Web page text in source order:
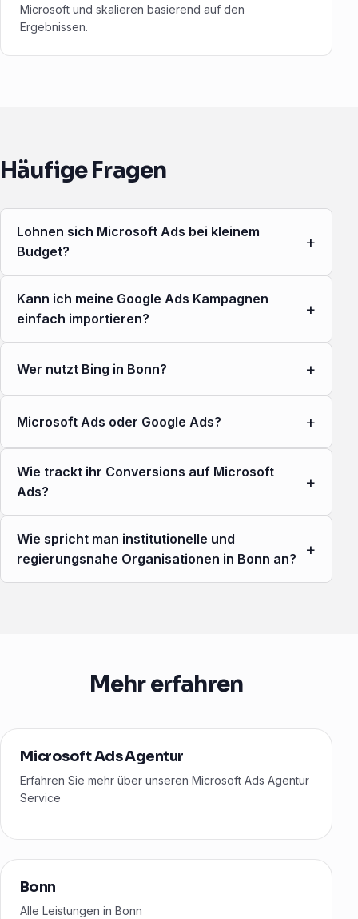
Microsoft und skalieren basierend auf den
Ergebnissen.
Häufige Fragen
Lohnen sich Microsoft Ads bei kleinem
Budget?
+
Kann ich meine Google Ads Kampagnen
einfach importieren?
+
Wer nutzt Bing in Bonn? +
Microsoft Ads oder Google Ads? +
Wie trackt ihr Conversions auf Microsoft
Ads?
+
Wie spricht man institutionelle und
regierungsnahe Organisationen in Bonn an?
+
Mehr erfahren
Microsoft Ads Agentur
Erfahren Sie mehr über unseren Microsoft Ads Agentur
Service
Bonn
Alle Leistungen in Bonn